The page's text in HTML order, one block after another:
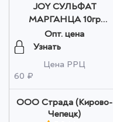
JOY СУЛЬФАТ
МАРГАНЦА 10гр
микроудобрениед.в:
марганец
годности: не ограничен
Опт. цена
Узнать
Цена РРЦ
60 ₽
ООО Страда (Кирово-
Чепецк)